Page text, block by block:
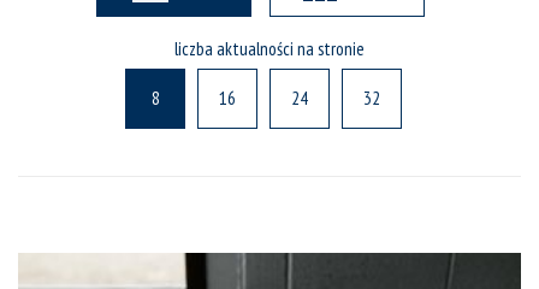
liczba aktualności na stronie
8 16 24 32